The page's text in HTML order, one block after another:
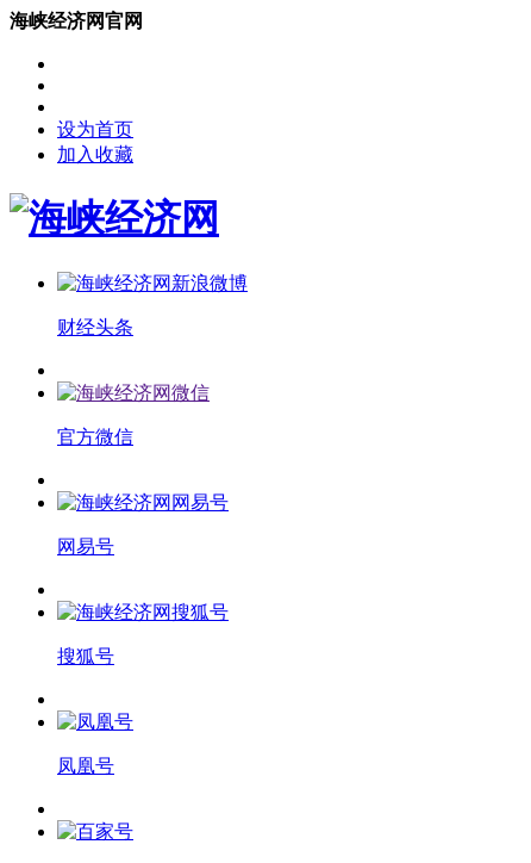
海峡经济网官网
设为首页
加入收藏
财经头条
官方微信
网易号
搜狐号
凤凰号